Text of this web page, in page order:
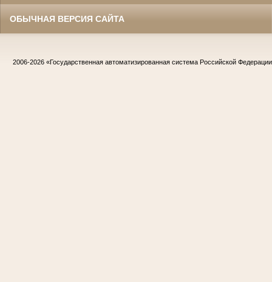
ОБЫЧНАЯ ВЕРСИЯ САЙТА
2006-2026 «Государственная автоматизированная система Российской